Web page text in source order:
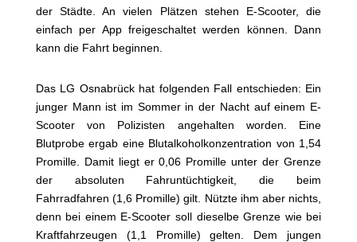
der Städte. An vielen Plätzen stehen E-Scooter, die
einfach per App freigeschaltet werden können. Dann
kann die Fahrt beginnen.
Das LG Osnabrück hat folgenden Fall entschieden: Ein
junger Mann ist im Sommer in der Nacht auf einem E-
Scooter von Polizisten angehalten worden. Eine
Blutprobe ergab eine Blutalkoholkonzentration von 1,54
Promille. Damit liegt er 0,06 Promille unter der Grenze
der absoluten Fahruntüchtigkeit, die beim
Fahrradfahren (1,6 Promille) gilt. Nützte ihm aber nichts,
denn bei einem E-Scooter soll dieselbe Grenze wie bei
Kraftfahrzeugen (1,1 Promille) gelten. Dem jungen